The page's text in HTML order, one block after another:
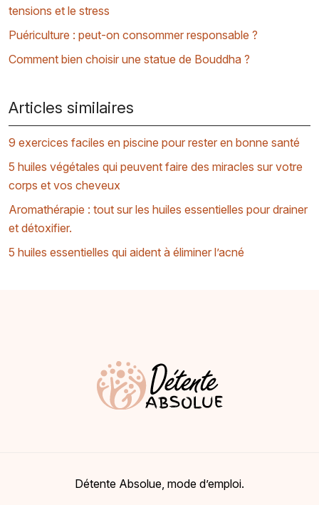
tensions et le stress
Puériculture : peut-on consommer responsable ?
Comment bien choisir une statue de Bouddha ?
Articles similaires
9 exercices faciles en piscine pour rester en bonne santé
5 huiles végétales qui peuvent faire des miracles sur votre
corps et vos cheveux
Aromathérapie : tout sur les huiles essentielles pour drainer
et détoxifier.
5 huiles essentielles qui aident à éliminer l’acné
Détente Absolue, mode d’emploi.